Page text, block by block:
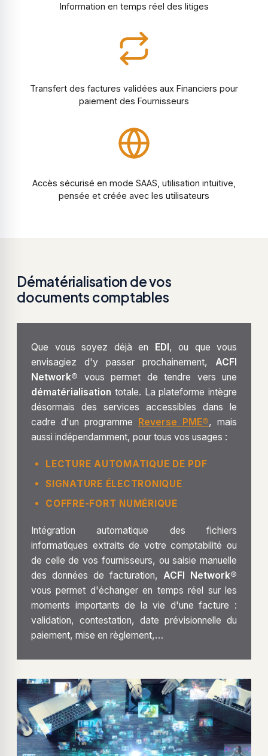
Information en temps réel des litiges
Transfert des factures validées aux Financiers pour
paiement des Fournisseurs
Accès sécurisé en mode SAAS, utilisation intuitive,
pensée et créée avec les utilisateurs
Dématérialisation de vos
documents comptables
Que vous soyez déjà en EDI, ou que vous
envisagiez d'y passer prochainement, ACFI
Network® vous permet de tendre vers une
dématérialisation totale. La plateforme intègre
désormais des services accessibles dans le
cadre d'un programme Reverse PME®, mais
aussi indépendamment, pour tous vos usages :
LECTURE AUTOMATIQUE DE PDF
SIGNATURE ÉLECTRONIQUE
COFFRE-FORT NUMÉRIQUE
Intégration automatique des fichiers
informatiques extraits de votre comptabilité ou
de celle de vos fournisseurs, ou saisie manuelle
des données de facturation, ACFI Network®
vous permet d'échanger en temps réel sur les
moments importants de la vie d'une facture :
validation, contestation, date prévisionnelle du
paiement, mise en règlement,…